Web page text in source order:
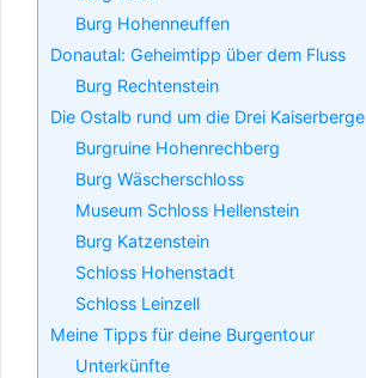
Burg Hohenneuffen
Donautal: Geheimtipp über dem Fluss
Burg Rechtenstein
Die Ostalb rund um die Drei Kaiserberge
Burgruine Hohenrechberg
Burg Wäscherschloss
Museum Schloss Hellenstein
Burg Katzenstein
Schloss Hohenstadt
Schloss Leinzell
Meine Tipps für deine Burgentour
Unterkünfte